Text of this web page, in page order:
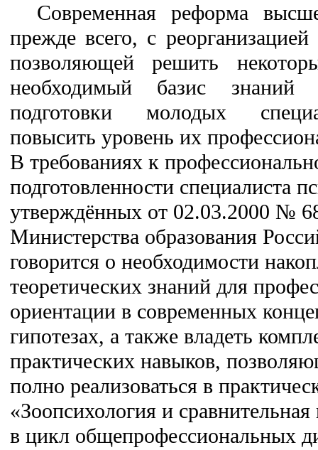
Современная реформа
прежде всего, с
позволяющей решить
необходимый базис знаний
подготовки молодых
повысить уровень их
В требованиях к
подготовленности специалиста
утверждённых от 02.03.2000 №
Министерства образования
говорится о необходимости
теоретических знаний для
ориентации в современных
гипотезах, а также владеть
практических навыков,
полно реализоваться в
«Зоопсихология и
в цикл общепрофессиональных